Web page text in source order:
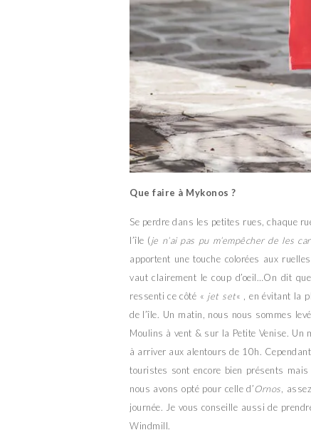
Que faire à Mykonos ?
Se perdre dans les petites rues, chaque
l’île (je n’ai pas pu m’empêcher de les
apportent une touche colorées aux
vaut clairement le coup d’oeil…On dit
ressenti ce côté « jet set« , en évitant la
de l’île. Un matin, nous nous sommes
Moulins à vent & sur la Petite Venise. Un
à arriver aux alentours de 10h.
touristes sont encore bien présents
nous avons opté pour celle d’Ornos ,
journée. Je vous conseille aussi de
Windmill.